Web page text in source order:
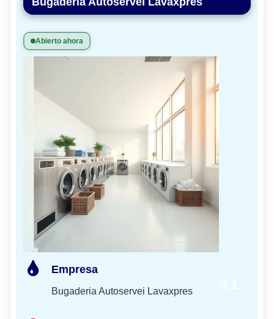
Abierto ahora
Empresa
Bugaderia Autoservei Lavaxpres